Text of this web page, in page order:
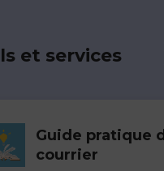
et services
Guide pratique
courrier